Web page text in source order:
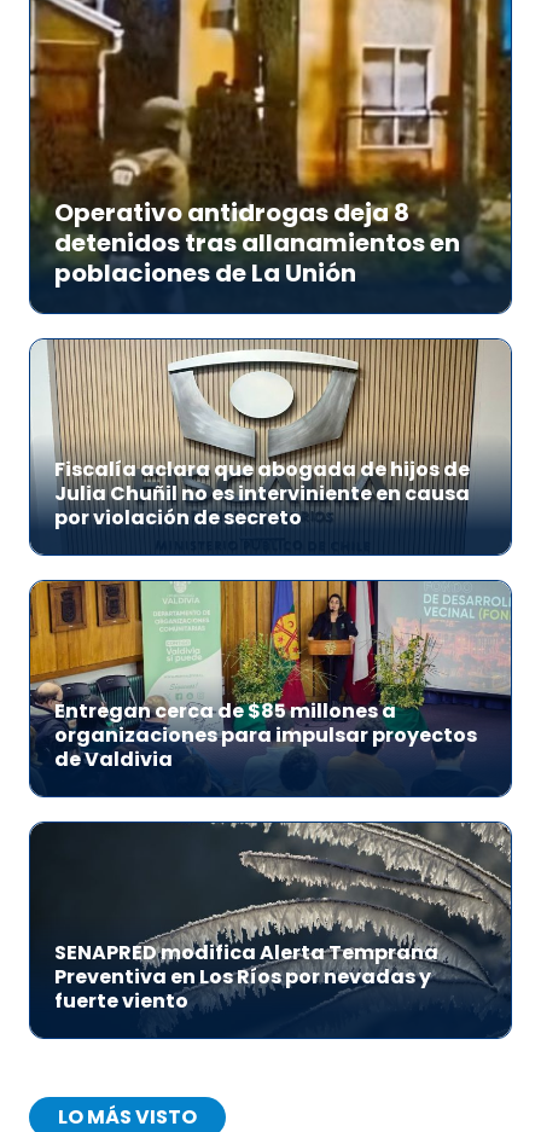
Operativo antidrogas deja 8
detenidos tras allanamientos en
poblaciones de La Unión
Fiscalía aclara que abogada de hijos de
Julia Chuñil no es interviniente en causa
por violación de secreto
Entregan cerca de $85 millones a
organizaciones para impulsar proyectos
de Valdivia
SENAPRED modifica Alerta Temprana
Preventiva en Los Ríos por nevadas y
fuerte viento
LO MÁS VISTO